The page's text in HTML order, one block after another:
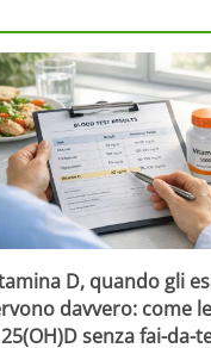
D, quando gli
davvero: come
senza fai-da-